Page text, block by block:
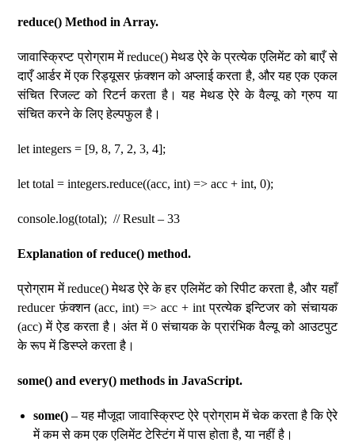
reduce() Method in Array.
जावास्क्रिप्ट प्रोग्राम में reduce() मेथड ऐरे के प्रत्येक एलिमेंट को बाएँ से
दाएँ आर्डर में एक रिड्यूसर फ़ंक्शन को अप्लाई करता है, और यह एक एकल
संचित रिजल्ट को रिटर्न करता है। यह मेथड ऐरे के वैल्यू को ग्रुप या
संचित करने के लिए हेल्पफुल है।
let integers = [9, 8, 7, 2, 3, 4];
let total = integers.reduce((acc, int) => acc + int, 0);
console.log(total); // Result – 33
Explanation of reduce() method.
प्रोग्राम में reduce() मेथड ऐरे के हर एलिमेंट को रिपीट करता है, और यहाँ
reducer फ़ंक्शन (acc, int) => acc + int प्रत्येक इन्टिजर को संचायक
(acc) में ऐड करता है। अंत में 0 संचायक के प्रारंभिक वैल्यू को आउटपुट
के रूप में डिस्प्ले करता है।
some() and every() methods in JavaScript.
some() – यह मौजूदा जावास्क्रिप्ट ऐरे प्रोग्राम में चेक करता है कि ऐरे
में कम से कम एक एलिमेंट टेस्टिंग में पास होता है, या नहीं है।